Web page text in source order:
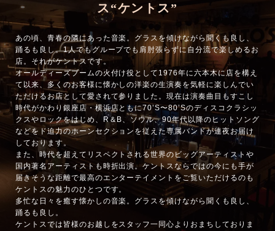
ス“ケントス”
あの頃、青春の隣にあった音楽。グラスを傾けながら聞くも良し、
踊るも良し。1人でもグループでも肩肘張らずに自分流で楽しめるお
店。それがケントスです。
オールディーズブームの火付け役として1976年に六本木に店を構え
て以来、多くのお客様に懐かしの洋楽の生演奏を気軽に楽しんでい
ただけるお店として愛されて参りました。現在は演奏曲目もすこし
時代がかわり銀座店・横浜店ともに70’S〜80’Sのディスコクラシッ
クスやロックをはじめ、R＆B、ソウル、90年代以降のヒットソング
などをド迫力のホーンセクションを従えた専属バンドが連夜お届け
しております。
また、時代を超えてリスペクトされる世界のビッグアーティストや
国内著名アーティストも時折出演。ケントスならではの今にも手が
届きそうな距離で最高のエンターテイメントをご覧いただけるのも
ケントスの魅力のひとつです。
多忙な日々を癒す懐かしの音楽。グラスを傾けながら聞くも良し、
踊るも良し。
ケントスでは皆様のお越しをスタッフ一同心よりおまちしておりま